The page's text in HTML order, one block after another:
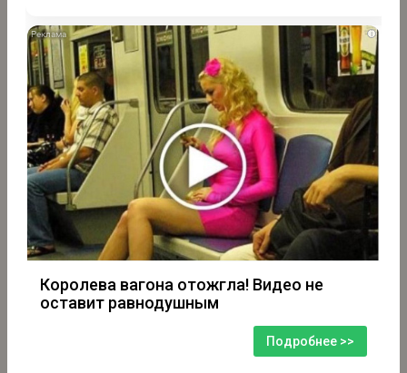
i
Королева вагона отожгла! Видео не
оставит равнодушным
Подробнее >>